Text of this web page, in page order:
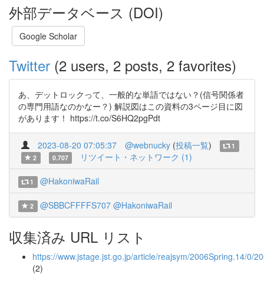
外部データベース (DOI)
Google Scholar
Twitter (2 users, 2 posts, 2 favorites)
あ、デットロックって、一般的な単語ではない？(信号関係者
の専門用語なのかなー？) 解説図はこの資料の3ページ目に図
があります！ https://t.co/S6HQ2pgPdt
2023-08-20 07:05:37 @webnucky (投稿一覧)
1
2
0.707 リツイート・ネットワーク (1)
1 @HakoniwaRail
2 @SBBCFFFFS707 @HakoniwaRail
収集済み URL リスト
https://www.jstage.jst.go.jp/article/reajsym/2006Spring.14/0/
(2)